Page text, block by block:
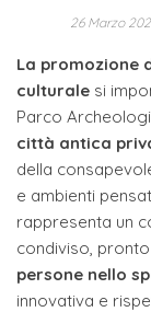
26 Marzo
La promozione
culturale si
Parco
città antica
della
e ambienti
rappresenta un
condiviso,
persone nello
innovativa e